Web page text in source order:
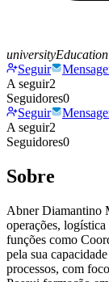
universityEducation
Seguir
A seguir2
Seguidores0
Seguir
A seguir2
Seguidores0
Sobre
Abner Diamantino
operações, logística
funções como
pela sua
processos, com